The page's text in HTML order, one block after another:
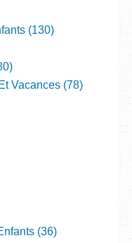
(130)
Vacances (78)
(36)